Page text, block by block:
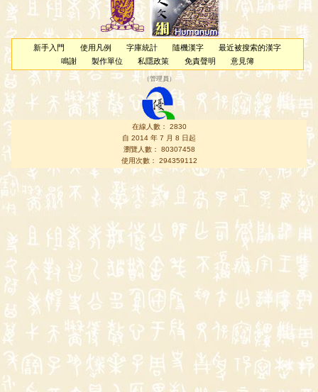
新手入門 使用凡例 字庫統計 隨機漢字
最近被搜索的漢字
鳴謝
製作單位 私隱政策 免責聲明 意見簿
（管理員 ）
在線人數： 2830
自 2014 年 7 月 8 日起
瀏覽人數： 80307458
使用次數： 294359112